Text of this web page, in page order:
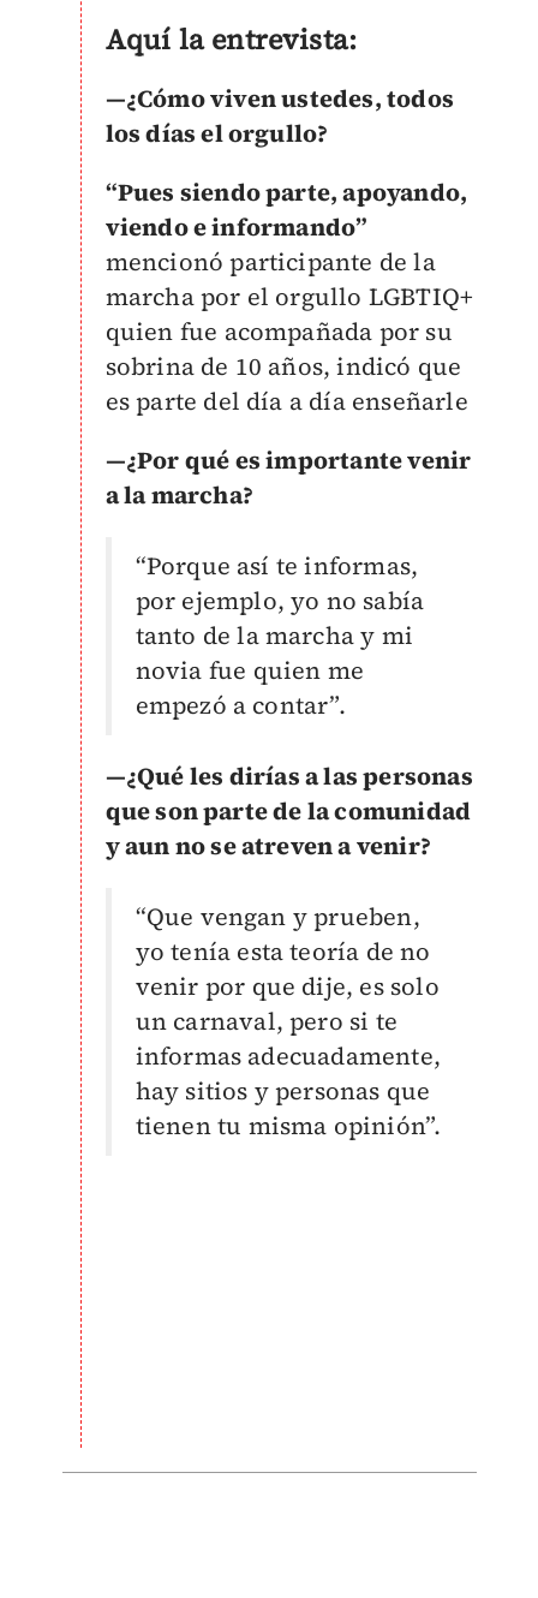
Aquí la entrevista:
—¿Cómo viven ustedes, todos
los días el orgullo?
“Pues siendo parte, apoyando,
viendo e informando”
mencionó participante de la
marcha por el orgullo LGBTIQ+
quien fue acompañada por su
sobrina de 10 años, indicó que
es parte del día a día enseñarle
—¿Por qué es importante venir
a la marcha?
“Porque así te informas,
por ejemplo, yo no sabía
tanto de la marcha y mi
novia fue quien me
empezó a contar”.
—¿Qué les dirías a las personas
que son parte de la comunidad
y aun no se atreven a venir?
“Que vengan y prueben,
yo tenía esta teoría de no
venir por que dije, es solo
un carnaval, pero si te
informas adecuadamente,
hay sitios y personas que
tienen tu misma opinión”.